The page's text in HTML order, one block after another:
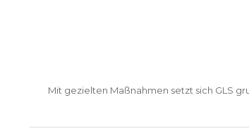
Mit gezielten Maßnahmen setzt sich GLS